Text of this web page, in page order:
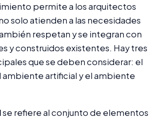
permite a los arquitectos
solo atienden a las necesidades
respetan y se integran con
y construidos existentes. Hay tres
que se deben considerar: el
artificial y el ambiente
se refiere al conjunto de elementos